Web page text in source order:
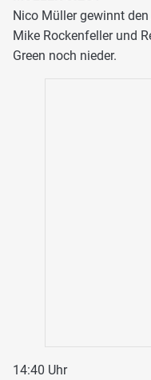
Nico Müller gewinnt
Mike Rockenfeller und
Green noch nieder.
14:40 Uhr